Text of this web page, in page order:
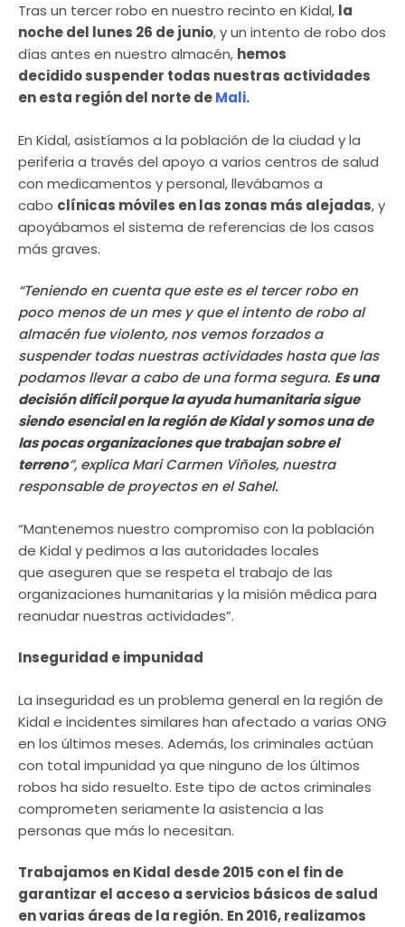
Tras un tercer robo en nuestro recinto en Kidal, la
noche del lunes 26 de junio, y un intento de robo dos
días antes en nuestro almacén, hemos
decidido suspender todas nuestras actividades
en esta región del norte deMali.
En Kidal, asistíamos a la población de la ciudad y la
periferia a través del apoyo a varios centros de salud
con medicamentos y personal, llevábamos a
cabo clínicas móviles en las zonas más alejadas, y
apoyábamos el sistema de referencias de los casos
más graves.
“Teniendo en cuenta que este es el tercer robo en
poco menos de un mes y que el intento de robo al
almacén fue violento, nos vemos forzados a
suspender todas nuestras actividades hasta que las
podamos llevar a cabo de una forma segura. Es una
decisión difícil porque la ayuda humanitaria sigue
siendo esencial en la región de Kidal y somos una de
las pocas organizaciones que trabajan sobre el
terreno”, explica Mari Carmen Viñoles, nuestra
responsable de proyectos en el Sahel.
“Mantenemos nuestro compromiso con la población
de Kidal y pedimos a las autoridades locales
que aseguren que se respeta el trabajo de las
organizaciones humanitarias y la misión médica para
reanudar nuestras actividades”.
Inseguridad e impunidad
La inseguridad es un problema general en la región de
Kidal e incidentes similares han afectado a varias ONG
en los últimos meses. Además, los criminales actúan
con total impunidad ya que ninguno de los últimos
robos ha sido resuelto. Este tipo de actos criminales
comprometen seriamente la asistencia a las
personas que más lo necesitan.
Trabajamos en Kidal desde 2015 con el fin de
garantizar el acceso a servicios básicos de salud
en varias áreas de la región. En 2016, realizamos